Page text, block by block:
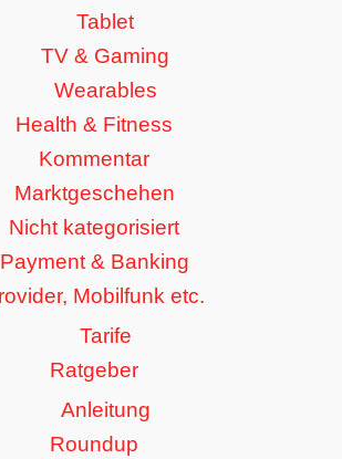
Tablet
TV & Gaming
Wearables
Health & Fitness
Kommentar
Marktgeschehen
Nicht kategorisiert
Payment & Banking
Mobilfunk etc.
Tarife
Ratgeber
Anleitung
Roundup